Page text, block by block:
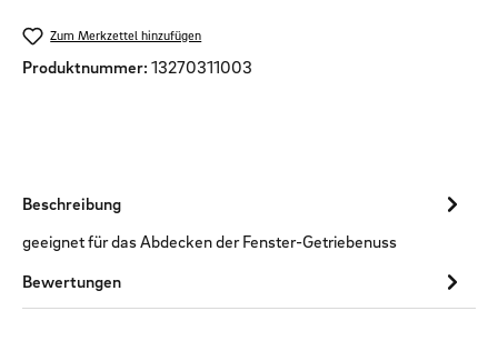
Zum Merkzettel hinzufügen
Produktnummer: 13270311003
Beschreibung
geeignet für das Abdecken der Fenster-Getriebenuss
Bewertungen